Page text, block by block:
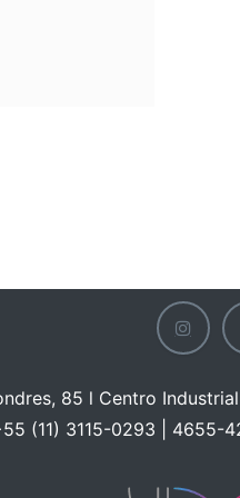
85 l Centro
(11) 3115-0293 | 4655-